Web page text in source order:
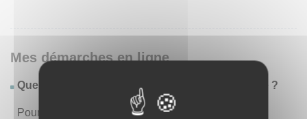
Mes démarches en ligne
Quelles sont les démarches disponibles en ligne ?
Pour consulter la liste des démarches disponibles,